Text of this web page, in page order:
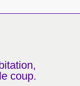
coup.